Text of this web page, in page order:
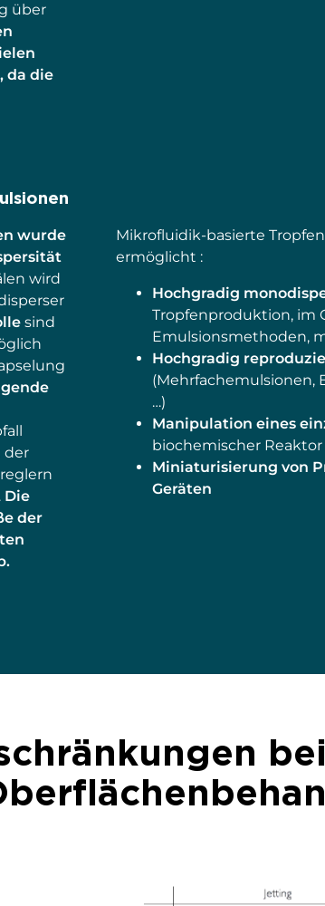
über
da die
wurde
wird
sind
der
Die
der
Mikrofluidik-basierte
ermöglicht :
Hochgradig
Tropfenproduktion, im
Emulsionsmethoden,
Hochgradig
(Mehrfachemulsionen,
…)
Manipulation eines
biochemischer
Miniaturisierung von
Geräten